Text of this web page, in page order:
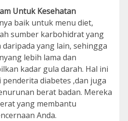
Untuk Kesehatan
baik untuk menu diet,
sumber karbohidrat yang
yang lain, sehingga
lebih lama dan
kadar gula darah. Hal ini
diabetes ,dan juga
berat badan. Mereka
yang membantu
Anda.